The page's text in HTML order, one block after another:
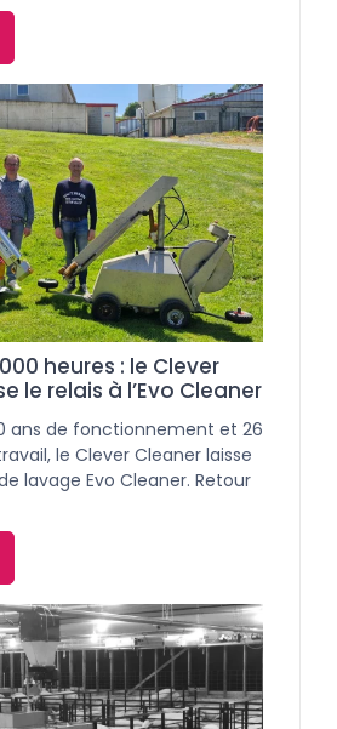
heures : le Clever
le relais à l’Evo Cleaner
ans de fonctionnement et 26
le Clever Cleaner laisse
lavage Evo Cleaner. Retour